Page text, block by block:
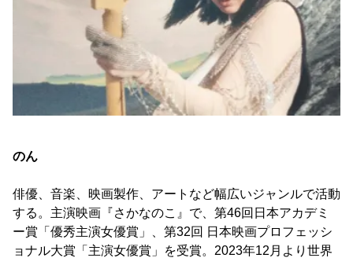
のん
俳優、音楽、映画製作、アートなど幅広いジャンルで活動
する。主演映画『さかなのこ』で、第46回日本アカデミ
ー賞「優秀主演女優賞」、第32回 日本映画プロフェッシ
ョナル大賞「主演女優賞」を受賞。2023年12月より世界